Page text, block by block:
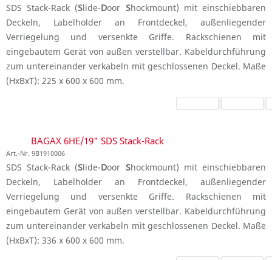
SDS Stack-Rack (Slide-Door Shockmount) mit einschiebbaren
Deckeln, Labelholder an Frontdeckel, außenliegender
Verriegelung und versenkte Griffe. Rackschienen mit
eingebautem Gerät von außen verstellbar. Kabeldurchführung
zum untereinander verkabeln mit geschlossenen Deckel. Maße
(HxBxT): 225 x 600 x 600 mm.
BAGAX 6HE/19" SDS Stack-Rack
Art.-Nr. 9B1910006
SDS Stack-Rack (Slide-Door Shockmount) mit einschiebbaren
Deckeln, Labelholder an Frontdeckel, außenliegender
Verriegelung und versenkte Griffe. Rackschienen mit
eingebautem Gerät von außen verstellbar. Kabeldurchführung
zum untereinander verkabeln mit geschlossenen Deckel. Maße
(HxBxT): 336 x 600 x 600 mm.